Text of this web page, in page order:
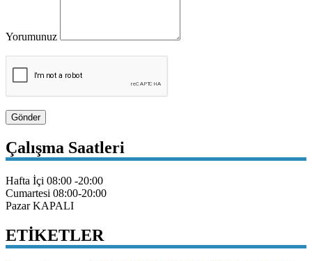
Yorumunuz
Gönder
Çalışma Saatleri
Hafta İçi 08:00 -20:00
Cumartesi 08:00-20:00
Pazar KAPALI
ETİKETLER